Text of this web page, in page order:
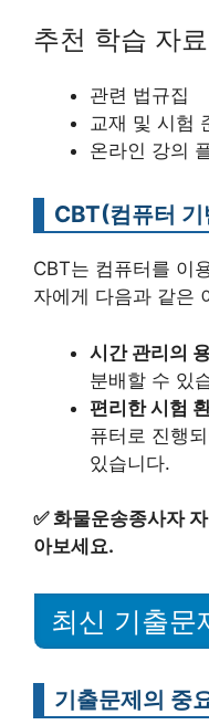
추천 학습 자료
관련 법규집
교재 및 시험
온라인 강의
CBT(컴퓨터
CBT는 컴퓨터를 이
자에게 다음과 같은
시간 관리의
분배할 수 있
편리한 시험
퓨터로 진행
있습니다.
✅화물운송종사자
아보세요.
최신 기출문
기출문제의 중